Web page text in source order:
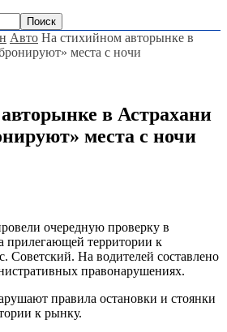
Авто На стихийном авторынке в
места с ночи
в Астрахани
места с ночи
очередную проверку в
территории к
Советский. На водителей составлено
правонарушениях.
правила остановки и стоянки
к рынку.